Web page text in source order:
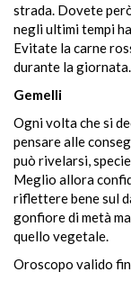
strada. Dovete
negli ultimi tempi
Evitate la carne
durante la giornata.
Gemelli
Ogni volta che si
pensare alle
può rivelarsi,
Meglio allora
riflettere bene sul
gonfiore di metà
quello vegetale.
Oroscopo valido